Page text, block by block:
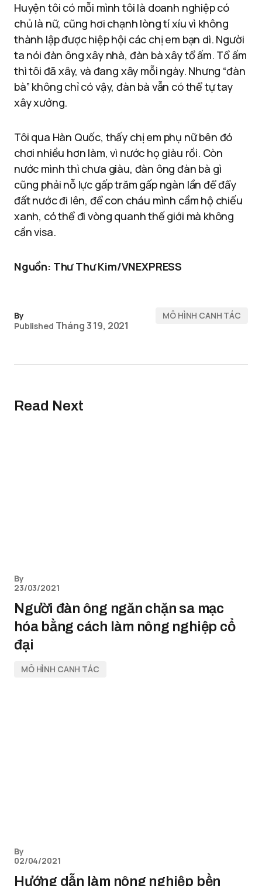
Huyện tôi có mỗi mình tôi là doanh nghiệp có
chủ là nữ, cũng hơi chạnh lòng tí xíu vì không
thành lập được hiệp hội các chị em bạn dì. Người
ta nói đàn ông xây nhà, đàn bà xây tổ ấm. Tổ ấm
thì tôi đã xây, và đang xây mỗi ngày. Nhưng “đàn
bà” không chỉ có vậy, đàn bà vẫn có thể tự tay
xây xưởng.
Tôi qua Hàn Quốc, thấy chị em phụ nữ bên đó
chơi nhiều hơn làm, vì nước họ giàu rồi. Còn
nước mình thì chưa giàu, đàn ông đàn bà gì
cũng phải nỗ lực gấp trăm gấp ngàn lần để đẩy
đất nước đi lên, để con cháu mình cầm hộ chiếu
xanh, có thể đi vòng quanh thế giới mà không
cần visa.
Nguồn: Thư Thư Kim/VNEXPRESS
By
Published Tháng 3 19, 2021
MÔ HÌNH CANH TÁC
Read Next
By
23/03/2021
Người đàn ông ngăn chặn sa mạc
hóa bằng cách làm nông nghiệp cổ
đại
MÔ HÌNH CANH TÁC
By
02/04/2021
Hướng dẫn làm nông nghiệp bền